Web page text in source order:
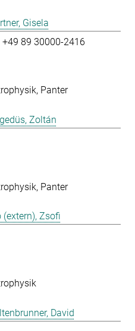
Gisela
+49 89 30000-2416
Panter
Zoltán
Panter
(extern), Zsofi
David